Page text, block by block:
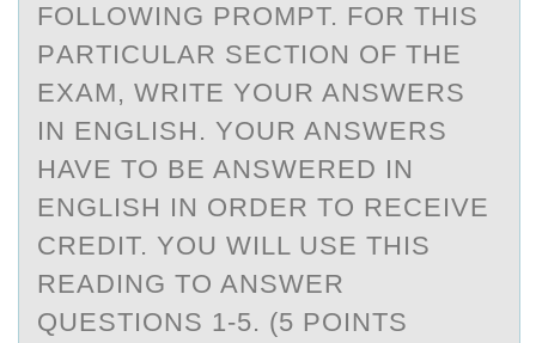
FОLLОWING PROMPT. FOR THIS
PАRTICULАR SECTION OF THE
EXAM, WRITE YOUR ANSWERS
IN ENGLISH. YOUR ANSWERS
HAVE TO BE ANSWERED IN
ENGLISH IN ORDER TO RECEIVE
CREDIT. YOU WILL USE THIS
READING TO ANSWER
QUESTIONS 1-5. (5 POINTS